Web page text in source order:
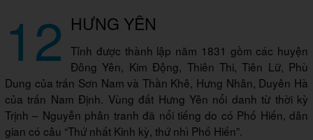
12 HƯNG YÊN
Tỉnh được thành lập năm 1831 gồm các huyện
Đông Yên, Kim Động, Thiên Thi, Tiên Lữ, Phù
Dung của trấn Sơn Nam và Thần Khê, Hưng Nhân, Duyên Hà
của trấn Nam Định. Vùng đất Hưng Yên nổi danh từ thời kỳ
Trịnh – Nguyễn phân tranh đã nổi tiếng do có Phố Hiến, dân
gian có câu “Thứ nhất Kinh kỳ, thứ nhì Phố Hiến”.